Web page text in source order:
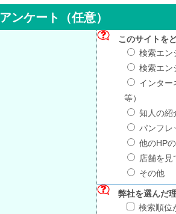
アンケート（任意）
このサイトを
検索エン
検索エン
インター
等）
知人の紹
パンフレ
他のHP
店舗を見
その他
弊社を選んだ
検索順位